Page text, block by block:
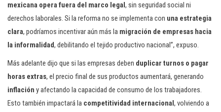
mexicana opera fuera del marco legal, sin seguridad social ni
derechos laborales. Si la reforma no se implementa con una estrategia
clara, podríamos incentivar aún más la migración de empresas hacia
la informalidad, debilitando el tejido productivo nacional”, expuso.
Más adelante dijo que si las empresas deben duplicar turnos o pagar
horas extras, el precio final de sus productos aumentará, generando
inflación y afectando la capacidad de consumo de los trabajadores.
Esto también impactará la competitividad internacional, volviendo a